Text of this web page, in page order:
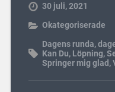
30 juli, 2021
Okategoriserade
Dagens runda,
Kan Du, Löpning,
Springer mig glad ,